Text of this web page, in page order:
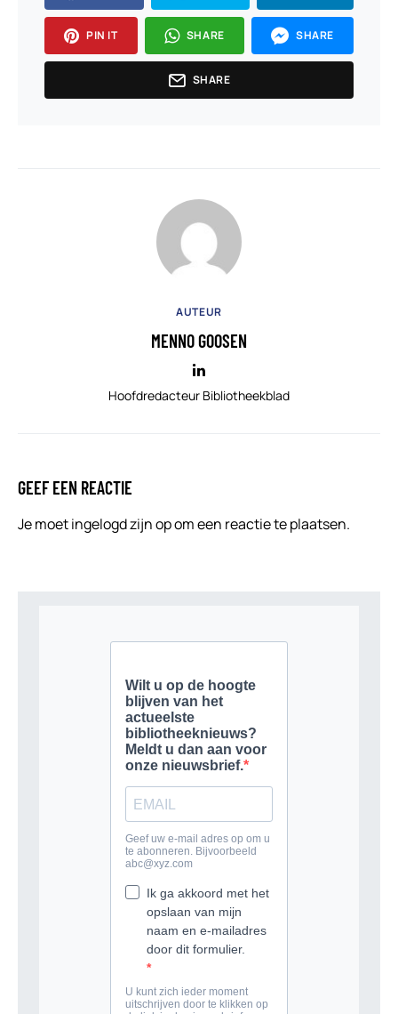
PIN IT SHARE SHARE
SHARE
AUTEUR
MENNO GOOSEN
Hoofdredacteur Bibliotheekblad
GEEF EEN REACTIE
Je moetingelogd zijn opom een reactie te plaatsen.